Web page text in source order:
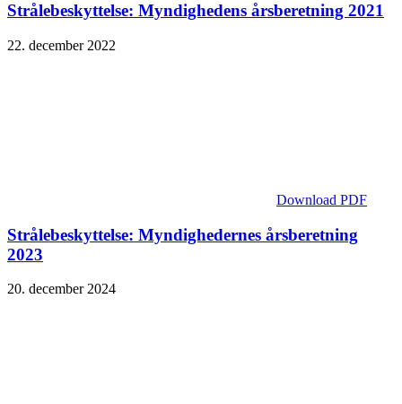
Strålebeskyttelse: Myndighedens årsberetning 2021
22. december 2022
Download PDF
Strålebeskyttelse: Myndighedernes årsberetning
2023
20. december 2024